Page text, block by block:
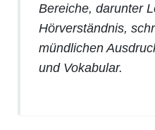
Bereiche, darunter
Hörverständnis,
mündlichen
und Vokabular.